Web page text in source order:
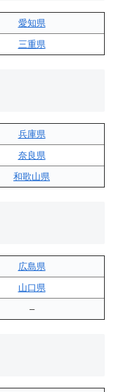
愛知県
三重県
兵庫県
奈良県
和歌山県
広島県
山口県
–